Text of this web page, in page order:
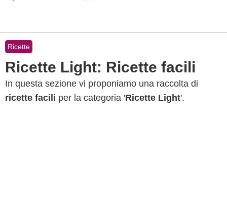
Ricette
Ricette Light: Ricette facili
In questa sezione vi proponiamo una raccolta di
ricette facili per la categoria 'Ricette Light'.